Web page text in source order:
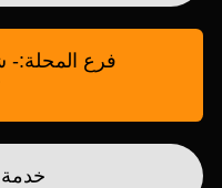
فرع المحلة:-
خدمة